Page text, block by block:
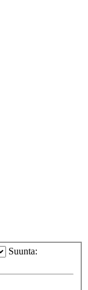
Suunta: